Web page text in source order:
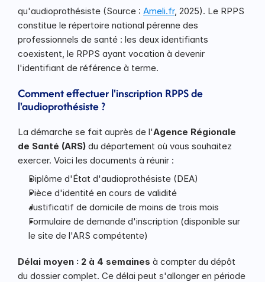
qu'audioprothésiste (Source : Ameli.fr, 2025). Le RPPS
constitue le répertoire national pérenne des
professionnels de santé : les deux identifiants
coexistent, le RPPS ayant vocation à devenir
l'identifiant de référence à terme.
Comment effectuer l'inscription RPPS de
l'audioprothésiste ?
La démarche se fait auprès de l'Agence Régionale
de Santé (ARS) du département où vous souhaitez
exercer. Voici les documents à réunir :
Diplôme d'État d'audioprothésiste (DEA)
Pièce d'identité en cours de validité
Justificatif de domicile de moins de trois mois
Formulaire de demande d'inscription (disponible sur
le site de l'ARS compétente)
Délai moyen : 2 à 4 semaines à compter du dépôt
du dossier complet. Ce délai peut s'allonger en période